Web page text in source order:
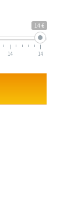
14 €
14 14